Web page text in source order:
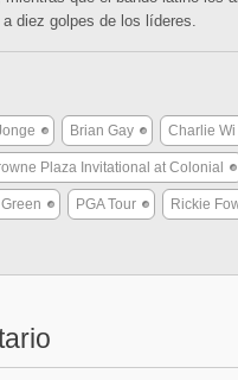
diez golpes de los líderes.
Brian Gay Charlie Wi
Plaza Invitational at Colonial
PGA Tour Rickie